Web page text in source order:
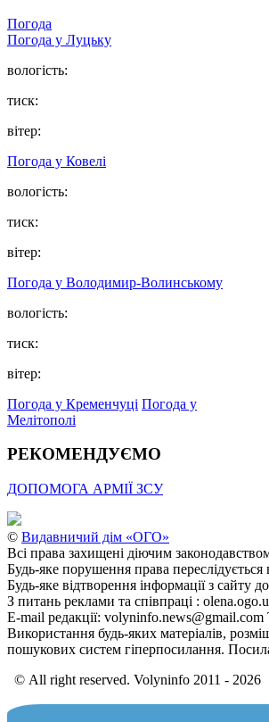
Погода
Погода у Луцьку
вологість:
тиск:
вітер:
Погода у Ковелі
вологість:
тиск:
вітер:
Погода у Володимир-Волинському
вологість:
тиск:
вітер:
Погода у Кременчуці Погода у
Мелітополі
РЕКОМЕНДУЄМО
ДОПОМОГА АРМІЇ ЗСУ
© Видавничий дім «ОГО»
Всі права захищені діючим
Будь-яке порушення права
Будь-яке відтворення інформації з сайту
З питань реклами та співпраці :
E-mail редакції:
Використання будь-яких матеріалів,
пошукових систем гіперпосилання.
© All right reserved. Volyninfo 2011 - 2026